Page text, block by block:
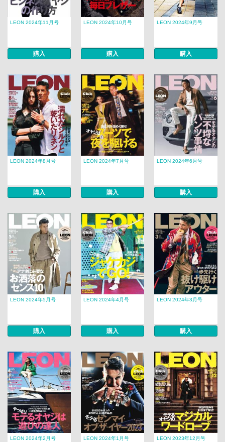
LEON 2024年11月号
購入
LEON 2024年10月号
購入
LEON 2024年9月号
購入
LEON 2024年8月号
購入
LEON 2024年7月号
購入
LEON 2024年6月号
購入
LEON 2024年5月号
購入
LEON 2024年4月号
購入
LEON 2024年3月号
購入
LEON 2024年2月号 LEON 2024年1月号 LEON 2023年12月号